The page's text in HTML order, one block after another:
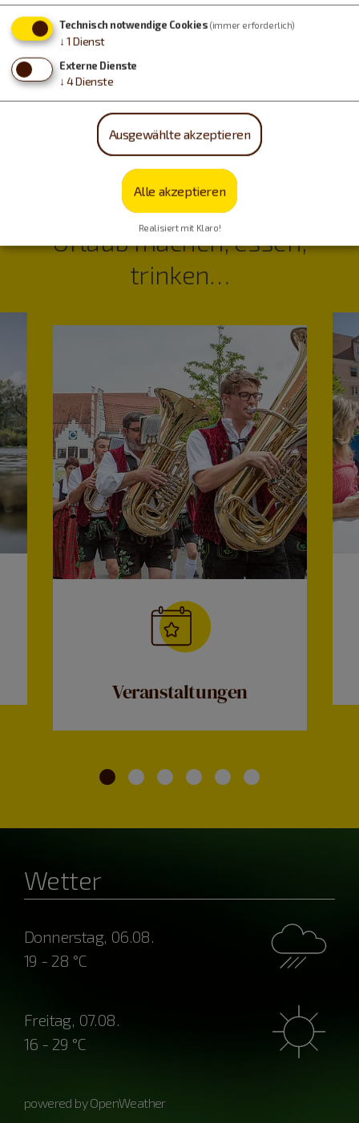
Feiern Sie im Bräuhaussaal vom Meerfäulein ins
neue Jahr!
Weihnachten/Silvester
Urlaub machen, essen,
trinken…
Veranstaltungen
Wetter
Donnerstag, 06.08.
19 - 28 °C
Freitag, 07.08.
16 - 29 °C
powered by OpenWeather
Technisch notwendige Cookies (immer erforderlich)
↓ 1 Dienst
Externe Dienste
↓ 4Dienste
Ausgewählte akzeptieren
Alle akzeptieren
Realisiert mit Klaro!